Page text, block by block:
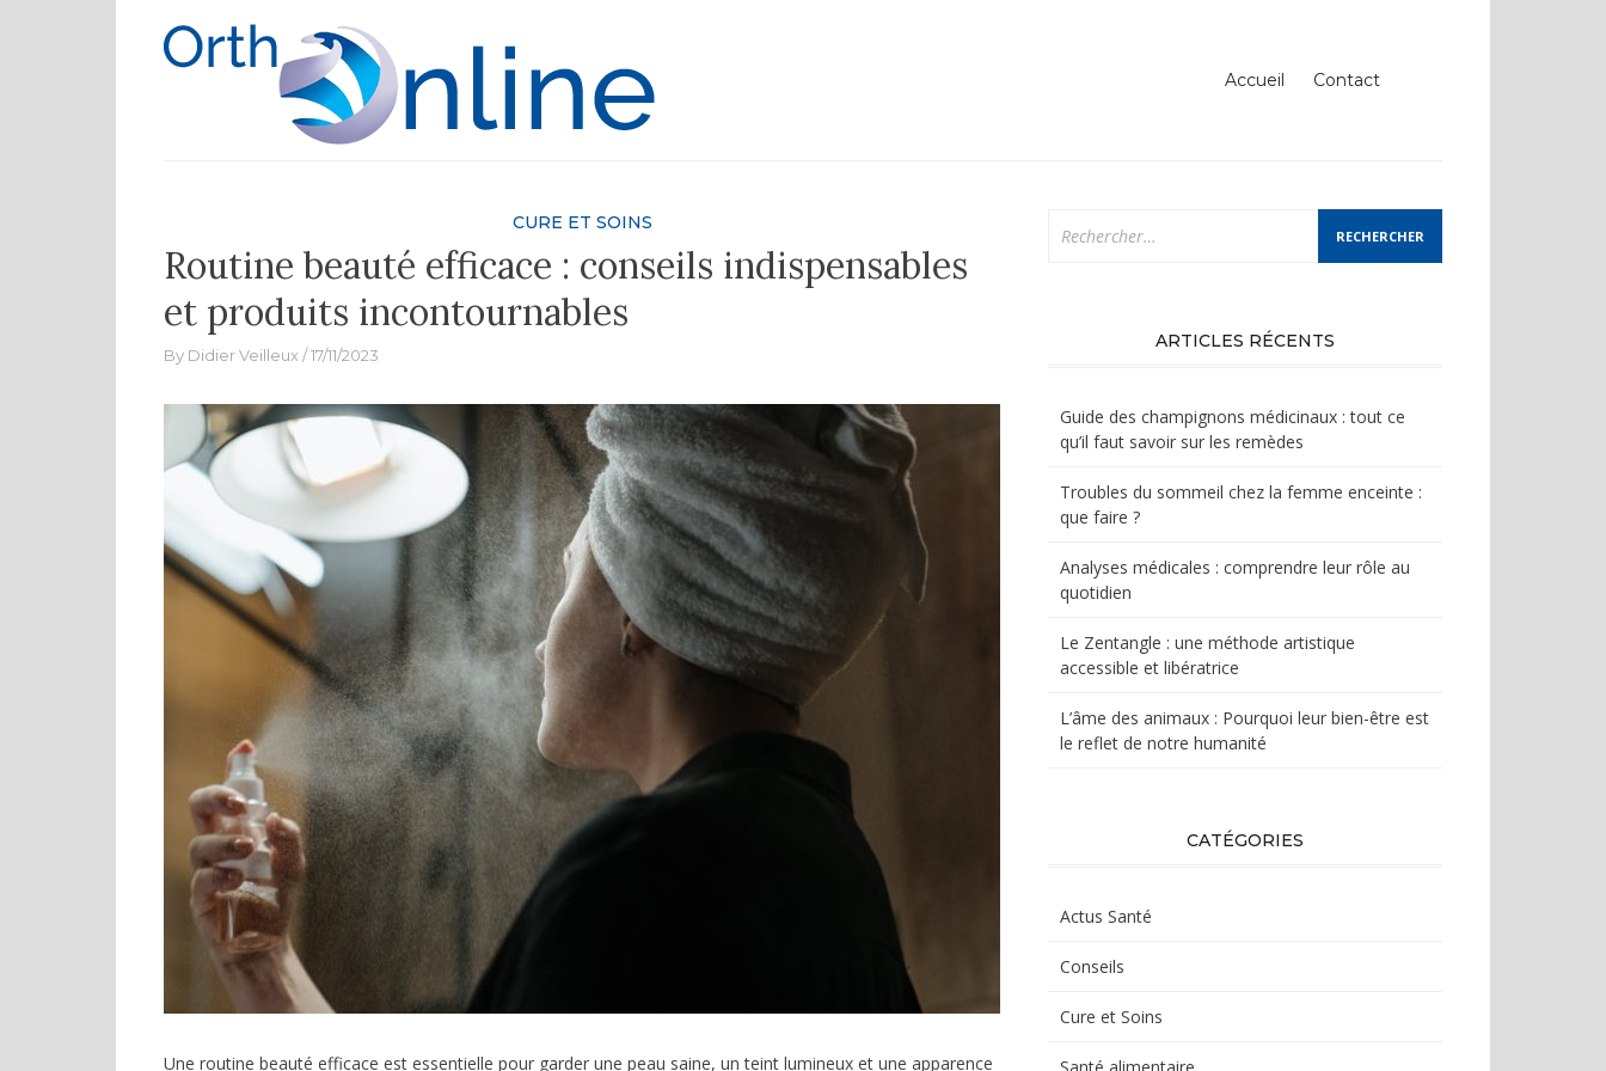
Skip
Accueil Contact
CURE ET SOINS
Routine beauté efficace : conseils indispensables
et produits incontournables
By Didier Veilleux 17/11/2023
Une routine beauté efficace est essentielle pour garder une peau saine, un teint lumineux et une apparence
ARTICLES RÉCENTS
Guide des champignons médicinaux : tout ce
qu’il faut savoir sur les remèdes
Troubles du sommeil chez la femme enceinte :
que faire ?
Analyses médicales : comprendre leur rôle au
quotidien
Le Zentangle : une méthode artistique
accessible et libératrice
L’âme des animaux : Pourquoi leur bien-être est
le reflet de notre humanité
CATÉGORIES
Actus Santé
Conseils
Cure et Soins